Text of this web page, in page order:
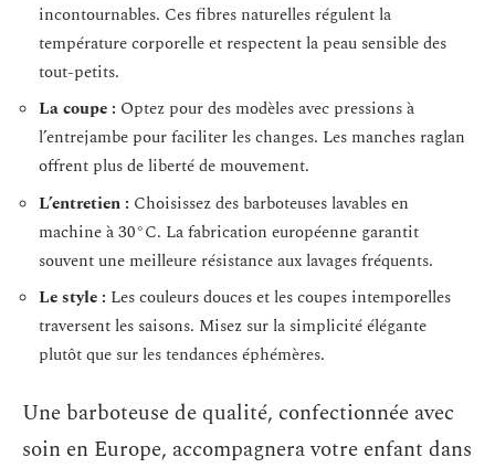
incontournables. Ces fibres naturelles régulent la
température corporelle et respectent la peau sensible des
tout-petits.
La coupe : Optez pour des modèles avec pressions à
l’entrejambe pour faciliter les changes. Les manches raglan
offrent plus de liberté de mouvement.
L’entretien : Choisissez des barboteuses lavables en
machine à 30°C. La fabrication européenne garantit
souvent une meilleure résistance aux lavages fréquents.
Le style : Les couleurs douces et les coupes intemporelles
traversent les saisons. Misez sur la simplicité élégante
plutôt que sur les tendances éphémères.
Une barboteuse de qualité, confectionnée avec
soin en Europe, accompagnera votre enfant dans